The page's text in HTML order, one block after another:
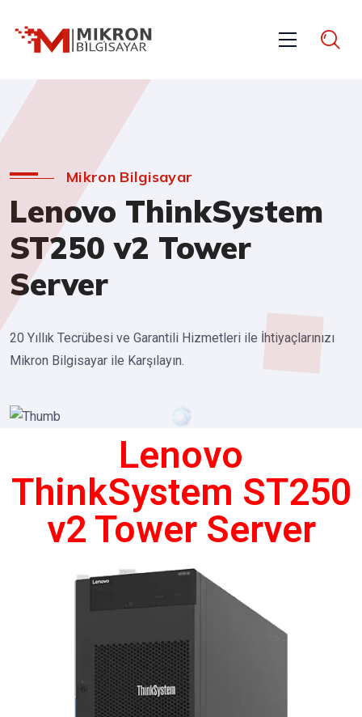
Mikron Bilgisayar
Lenovo ThinkSystem
ST250 v2 Tower
Server
20 Yıllık Tecrübesi ve Garantili Hizmetleri ile İhtiyaçlarınızı
Mikron Bilgisayar ile Karşılayın.
Lenovo
ThinkSystem ST250
v2 Tower Server